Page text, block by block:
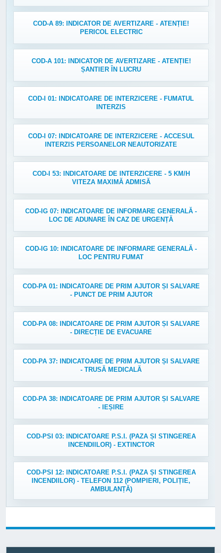
COD-A 89: INDICATOR DE AVERTIZARE - ATENȚIE!
PERICOL ELECTRIC
COD-A 101: INDICATOR DE AVERTIZARE - ATENȚIE!
ȘANTIER ÎN LUCRU
COD-I 01: INDICATOARE DE INTERZICERE - FUMATUL
INTERZIS
COD-I 07: INDICATOARE DE INTERZICERE - ACCESUL
INTERZIS PERSOANELOR NEAUTORIZATE
COD-I 53: INDICATOARE DE INTERZICERE - 5 KM/H
VITEZA MAXIMĂ ADMISĂ
COD-IG 07: INDICATOARE DE INFORMARE GENERALĂ -
LOC DE ADUNARE ÎN CAZ DE URGENȚĂ
COD-IG 10: INDICATOARE DE INFORMARE GENERALĂ -
LOC PENTRU FUMAT
COD-PA 01: INDICATOARE DE PRIM AJUTOR ȘI SALVARE
- PUNCT DE PRIM AJUTOR
COD-PA 08: INDICATOARE DE PRIM AJUTOR ȘI SALVARE
- DIRECȚIE DE EVACUARE
COD-PA 37: INDICATOARE DE PRIM AJUTOR ȘI SALVARE
- TRUSĂ MEDICALĂ
COD-PA 38: INDICATOARE DE PRIM AJUTOR ȘI SALVARE
- IEȘIRE
COD-PSI 03: INDICATOARE P.S.I. (PAZA ȘI STINGEREA
INCENDIILOR) - EXTINCTOR
COD-PSI 12: INDICATOARE P.S.I. (PAZA ȘI STINGEREA
INCENDIILOR) - TELEFON 112 (POMPIERI, POLIȚIE,
AMBULANȚĂ)